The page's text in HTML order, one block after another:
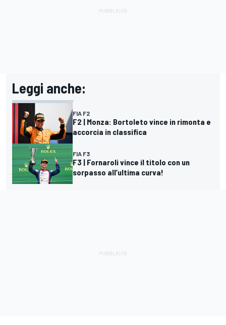
Leggi anche:
FIA F2
F2 | Monza: Bortoleto vince in rimonta e
accorcia in classifica
FIA F3
F3 | Fornaroli vince il titolo con un
sorpasso all’ultima curva!